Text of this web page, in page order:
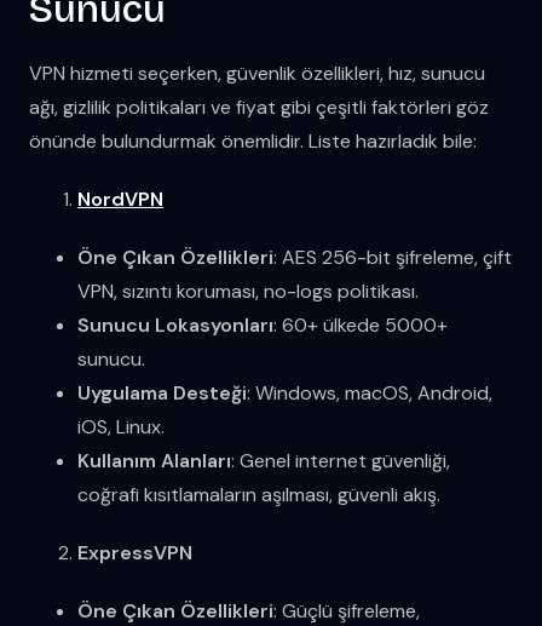
VPN hizmeti seçerken, güvenlik özellikleri, hız, sunucu
ağı, gizlilik politikaları ve fiyat gibi çeşitli faktörleri göz
önünde bulundurmak önemlidir. Liste hazırladık bile:
NordVPN
Öne Çıkan Özellikleri: AES 256-bit şifreleme, çift
VPN, sızıntı koruması, no-logs politikası.
Sunucu Lokasyonları: 60+ ülkede 5000+
sunucu.
Uygulama Desteği: Windows, macOS, Android,
iOS, Linux.
Kullanım Alanları: Genel internet güvenliği,
coğrafi kısıtlamaların aşılması, güvenli akış.
ExpressVPN
Öne Çıkan Özellikleri: Güçlü şifreleme,